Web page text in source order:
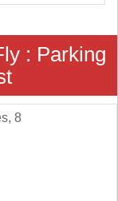
: Parking
8